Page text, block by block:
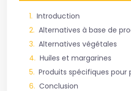
Introduction
Alternatives à base de
Alternatives végétales
Huiles et margarines
Produits spécifiques pour
Conclusion